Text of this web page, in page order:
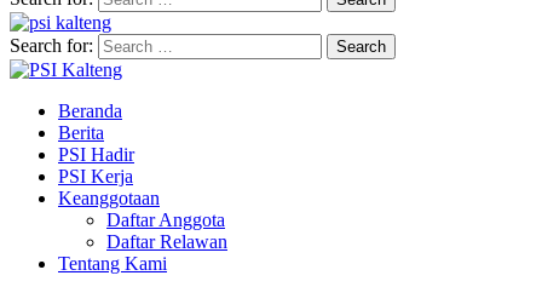
Search for:
Beranda
Berita
PSI Hadir
PSI Kerja
Keanggotaan
Daftar Anggota
Daftar Relawan
Tentang Kami